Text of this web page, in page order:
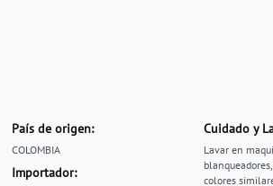
País de origen:
COLOMBIA
Importador:
Cuidado y
Lavar en
colores